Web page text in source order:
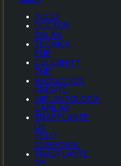
INICIO
DOCTOR
GALÁN
TÉCNICA
FUE
CELEBRITY
FUE
REDUCCIÓN
FRENTE
IMPLANTOLOGÍA
CAPILAR
TRASPLANTE
DE
PELO
CORPORAL
TRASPLANTE
DE